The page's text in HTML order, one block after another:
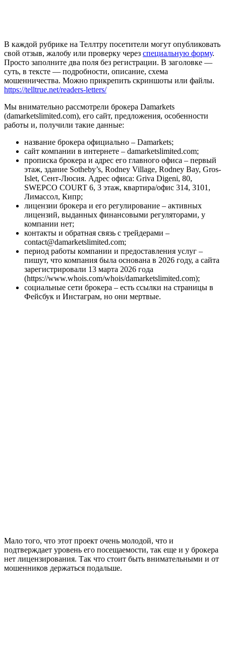
В каждой рубрике на Теллтру посетители могут опубликовать
свой отзыв, жалобу или проверку через специальную форму.
Просто заполните два поля без регистрации. В заголовке —
суть, в тексте — подробности, описание, схема
мошенничества. Можно прикрепить скриншоты или файлы.
https://telltrue.net/readers-letters/
Мы внимательно рассмотрели брокера Damarkets
(damarketslimited.com), его сайт, предложения, особенности
работы и, получили такие данные:
название брокера официально – Damarkets;
сайт компании в интернете – damarketslimited.com;
прописка брокера и адрес его главного офиса – первый
этаж, здание Sotheby’s, Rodney Village, Rodney Bay, Gros-
Islet, Сент-Люсия. Адрес офиса: Griva Digeni, 80,
SWEPCO COURT 6, 3 этаж, квартира/офис 314, 3101,
Лимассол, Кипр;
лицензии брокера и его регулирование – активных
лицензий, выданных финансовыми регуляторами, у
компании нет;
контакты и обратная связь с трейдерами –
contact@damarketslimited.com;
период работы компании и предоставления услуг –
пишут, что компания была основана в 2026 году, а сайта
зарегистрировали 13 марта 2026 года
(https://www.whois.com/whois/damarketslimited.com);
социальные сети брокера – есть ссылки на страницы в
Фейсбук и Инстаграм, но они мертвые.
Мало того, что этот проект очень молодой, что и
подтверждает уровень его посещаемости, так еще и у брокера
нет лицензирования. Так что стоит быть внимательными и от
мошенников держаться подальше.